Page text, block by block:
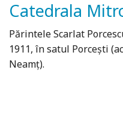
Catedrala
Părintele Scarlat
1911, în satul Porceşti
Neamţ).